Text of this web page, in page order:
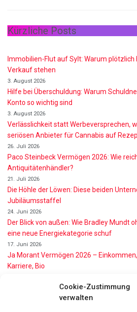
Cookie-Zustimmung
verwalten
Kürzliche Posts
Immobilien-Flut auf Sylt: Warum plötzlich
Verkauf stehen
3. August 2026
Hilfe bei Überschuldung: Warum
Konto so wichtig sind
3. August 2026
Verlässlichkeit statt Werbeversprechen,
seriösen Anbieter für Cannabis auf
26. Juli 2026
Paco Steinbeck Vermögen 2026: Wie
Antiquitätenhändler?
21. Juli 2026
Die Höhle der Löwen: Diese beiden
Jubiläumsstaffel
24. Juni 2026
Der Blick von außen: Wie Bradley Mundt
eine neue Energiekategorie schuf
17. Juni 2026
Ja Morant Vermögen 2026 –
Karriere, Bio
Alice Walton Vermögen 2026: So reich ist